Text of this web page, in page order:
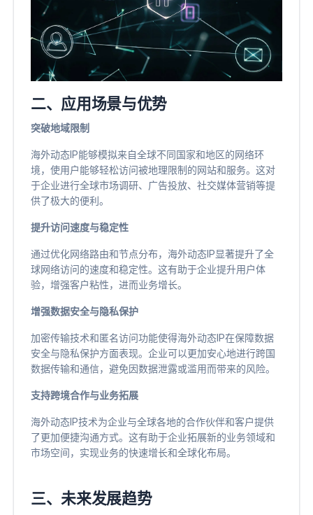
二、应用场景与优势
突破地域限制
海外动态IP能够模拟来自全球不同国家和地区的网络环
境，使用户能够轻松访问被地理限制的网站和服务。这对
于企业进行全球市场调研、广告投放、社交媒体营销等提
供了极大的便利。
提升访问速度与稳定性
通过优化网络路由和节点分布，海外动态IP显著提升了全
球网络访问的速度和稳定性。这有助于企业提升用户体
验，增强客户粘性，进而业务增长。
增强数据安全与隐私保护
加密传输技术和匿名访问功能使得海外动态IP在保障数据
安全与隐私保护方面表现。企业可以更加安心地进行跨国
数据传输和通信，避免因数据泄露或滥用而带来的风险。
支持跨境合作与业务拓展
海外动态IP技术为企业与全球各地的合作伙伴和客户提供
了更加便捷沟通方式。这有助于企业拓展新的业务领域和
市场空间，实现业务的快速增长和全球化布局。
三、未来发展趋势